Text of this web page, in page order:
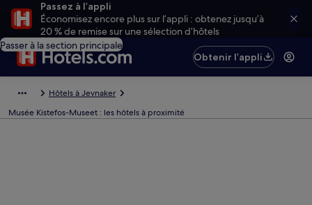
Passez à l’appli
Économisez encore plus sur l’appli : obtenez jusqu’à
20 % de remise sur une sélection d’hôtels
Passer à la section principale
Obtenir l’appli
Hôtels à Jevnaker
Musée Kistefos-Museet : les hôtels à proximité